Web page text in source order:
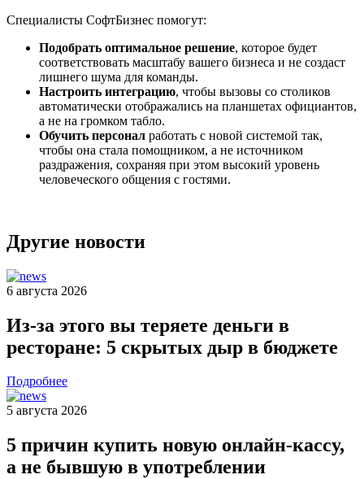
Специалисты СофтБизнес помогут:
Подобрать оптимальное решение, которое будет
соответствовать масштабу вашего бизнеса и не создаст
лишнего шума для команды.
Настроить интеграцию, чтобы вызовы со столиков
автоматически отображались на планшетах официантов,
а не на громком табло.
Обучить персонал работать с новой системой так,
чтобы она стала помощником, а не источником
раздражения, сохраняя при этом высокий уровень
человеческого общения с гостями.
Другие новости
6 августа 2026
Из-за этого вы теряете деньги в
ресторане: 5 скрытых дыр в бюджете
Подробнее
5 августа 2026
5 причин купить новую онлайн-кассу,
а не бывшую в употреблении